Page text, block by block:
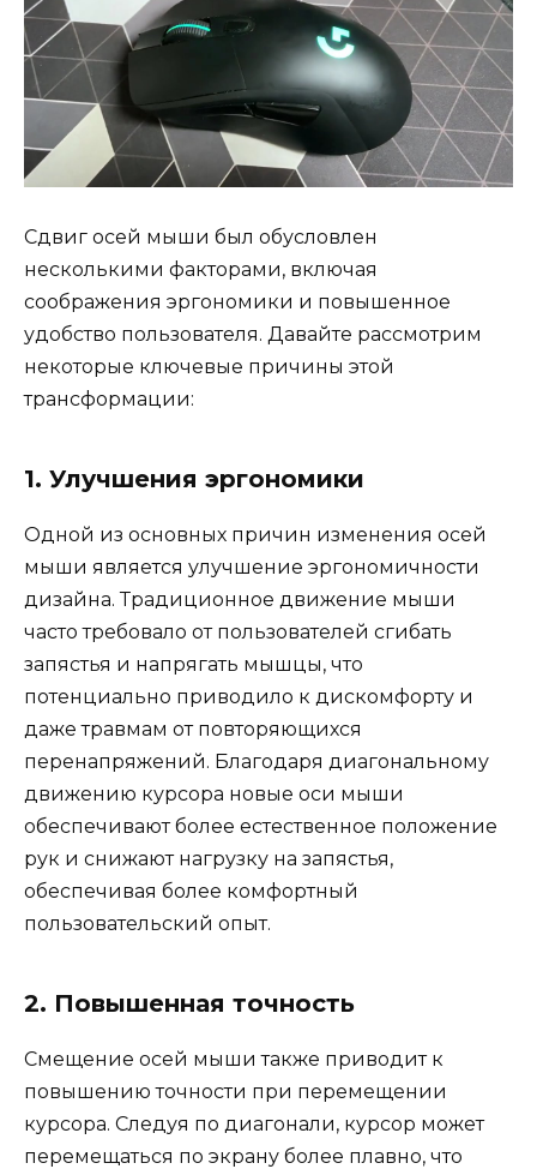
Сдвиг осей мыши был обусловлен
несколькими факторами, включая
соображения эргономики и повышенное
удобство пользователя. Давайте рассмотрим
некоторые ключевые причины этой
трансформации:
1. Улучшения эргономики
Одной из основных причин изменения осей
мыши является улучшение эргономичности
дизайна. Традиционное движение мыши
часто требовало от пользователей сгибать
запястья и напрягать мышцы, что
потенциально приводило к дискомфорту и
даже травмам от повторяющихся
перенапряжений. Благодаря диагональному
движению курсора новые оси мыши
обеспечивают более естественное положение
рук и снижают нагрузку на запястья,
обеспечивая более комфортный
пользовательский опыт.
2. Повышенная точность
Смещение осей мыши также приводит к
повышению точности при перемещении
курсора. Следуя по диагонали, курсор может
перемещаться по экрану более плавно, что